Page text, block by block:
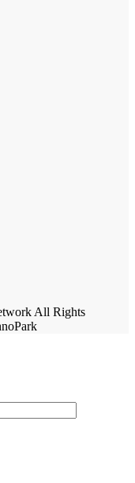
All Rights